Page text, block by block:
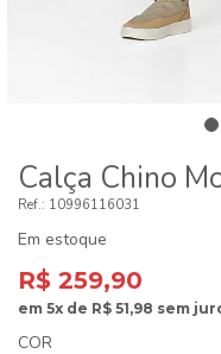
Calça Chino
10996116031
Em estoque
R$ 259,90
em 5x de R$ 51,98 sem
COR